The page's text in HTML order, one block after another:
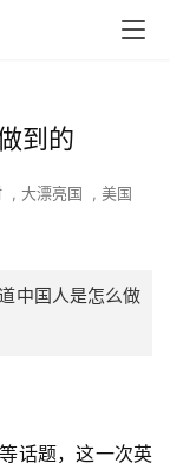
到的
, 大漂亮国 , 美国
中国人是怎么做
等话题，这一次英